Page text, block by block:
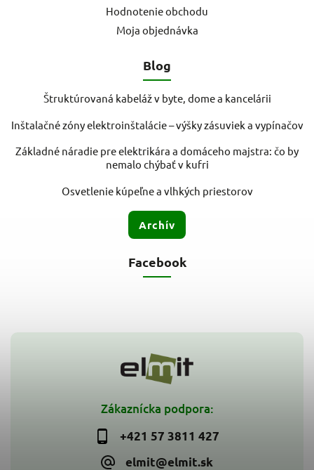
Zákaznícka podpora:
+421 57 3811 427
elmit@elmit.sk
Hodnotenie obchodu
Moja objednávka
Blog
Štruktúrovaná kabeláž v byte, dome a kancelárii
Inštalačné zóny elektroinštalácie – výšky zásuviek a vypínačov
Základné náradie pre elektrikára a domáceho majstra: čo by
nemalo chýbať v kufri
Osvetlenie kúpeľne a vlhkých priestorov
Archív
Facebook